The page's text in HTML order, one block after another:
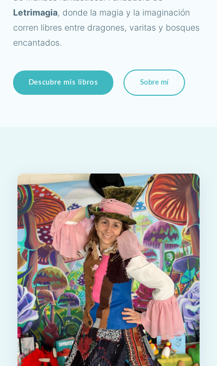
Letrimagia, donde la magia y la imaginación
corren libres entre dragones, varitas y bosques
encantados.
Descubre mis libros Sobre mí